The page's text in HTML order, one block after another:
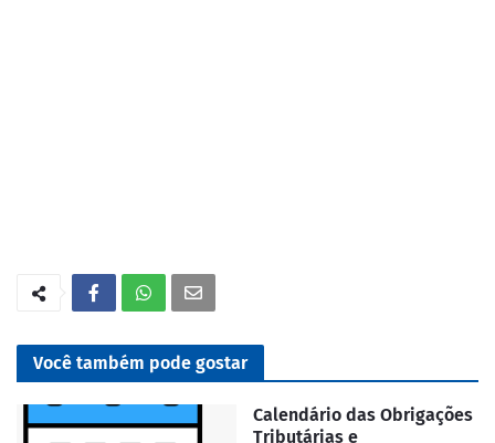
Você também pode gostar
Calendário das Obrigações
Tributárias e